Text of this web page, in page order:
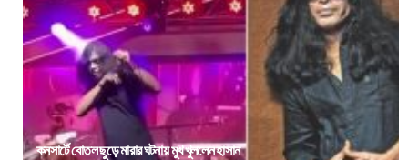
কনসার্টে বোতল ছুড়ে মারার ঘটনায় মুখ খুললেন হাসান